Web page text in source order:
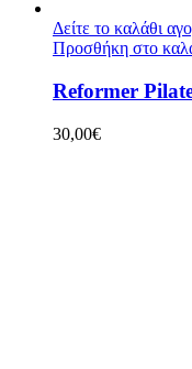
Δείτε το καλάθι
Προσθήκη στο
Reformer
30,00€